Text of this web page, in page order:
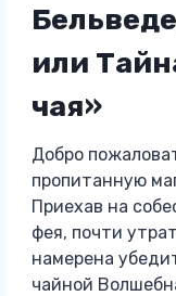
или
чая»
Добро
пропитанную
Приехав на
фея, почти
намерена
чайной